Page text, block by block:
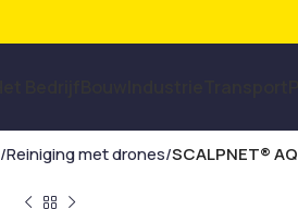
Reiniging met drones SCALPNET®